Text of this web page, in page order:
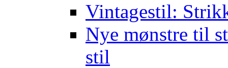
Vintagestil:
Nye mønstre til
stil